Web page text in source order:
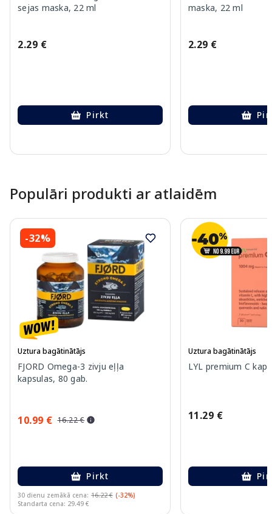
sejas maska, 22 ml
2.29 €
Pirkt
maska, 22 ml
2.29 €
Populāri produkti ar atlaidēm
-32%
Uztura bagātinātājs
FJORD Omega-3 zivju eļļa
kapsulas, 80 gab.
10.99 € 16.22 €
Pirkt
30 dienu zemākā cena: 16.22 € (-32%)
Standarta cena: 29.49 €
Uztura bagātinātājs
LYL premium C
11.29 €